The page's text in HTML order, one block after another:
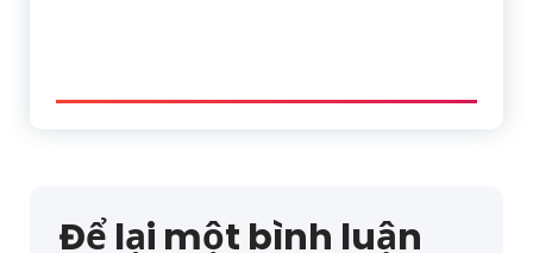
Để lại một bình luận